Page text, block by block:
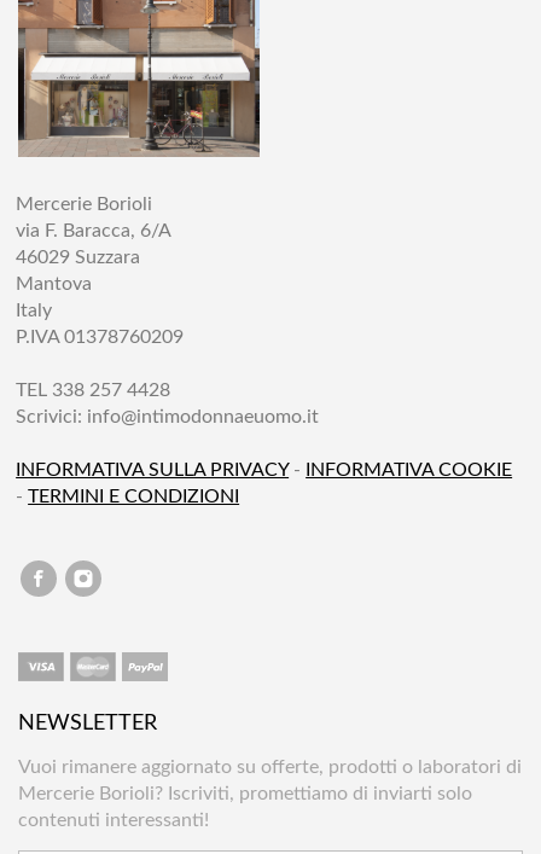
Mercerie Borioli
via F. Baracca, 6/A
46029 Suzzara
Mantova
Italy
P.IVA 01378760209
TEL 338 257 4428
Scrivici: info@intimodonnaeuomo.it
INFORMATIVA SULLA PRIVACY-
INFORMATIVA COOKIE
-TERMINI E CONDIZIONI
NEWSLETTER
Vuoi rimanere aggiornato su offerte, prodotti o laboratori di
Mercerie Borioli? Iscriviti, promettiamo di inviarti solo
contenuti interessanti!